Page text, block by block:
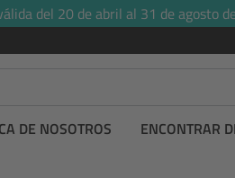
del 20 de abril al 31 de agosto
DE NOSOTROS ENCONTRAR